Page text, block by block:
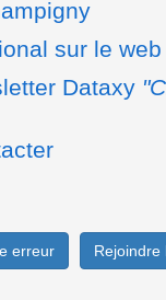
sur le web
Dataxy
erreur Rejoindre